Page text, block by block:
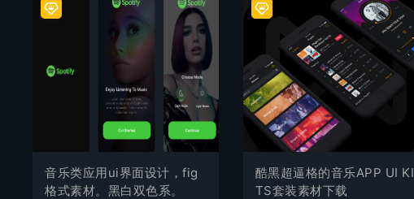
音乐类应用ui界面设计，fig
格式素材。黑白双色系。
酷黑超逼格的音乐APP UI KI
TS套装素材下载